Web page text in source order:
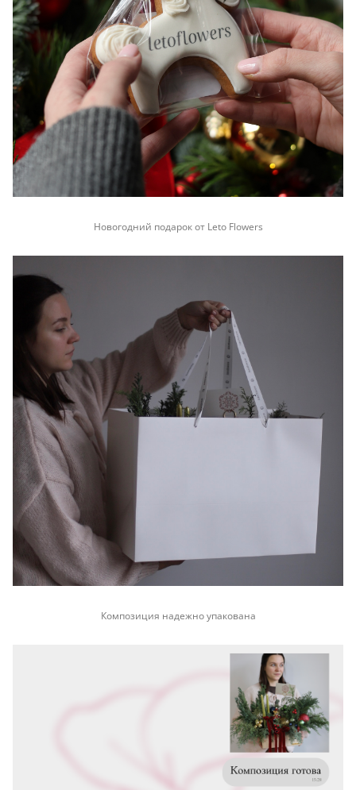
Новогодний подарок от Leto Flowers
Композиция надежно упакована